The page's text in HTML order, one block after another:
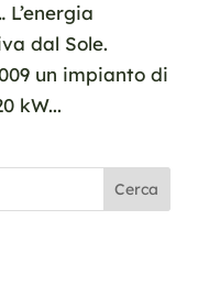
dal Sole.
un impianto di
kW...
Cerca